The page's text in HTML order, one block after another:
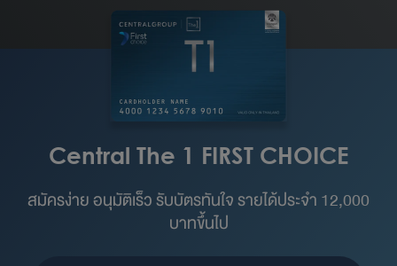
Central The 1 FIRST CHOICE
สมัครง่าย อนุมัติเร็ว รับบัตรทันใจ รายได้ประจำ 12,000
บาทขึ้นไป